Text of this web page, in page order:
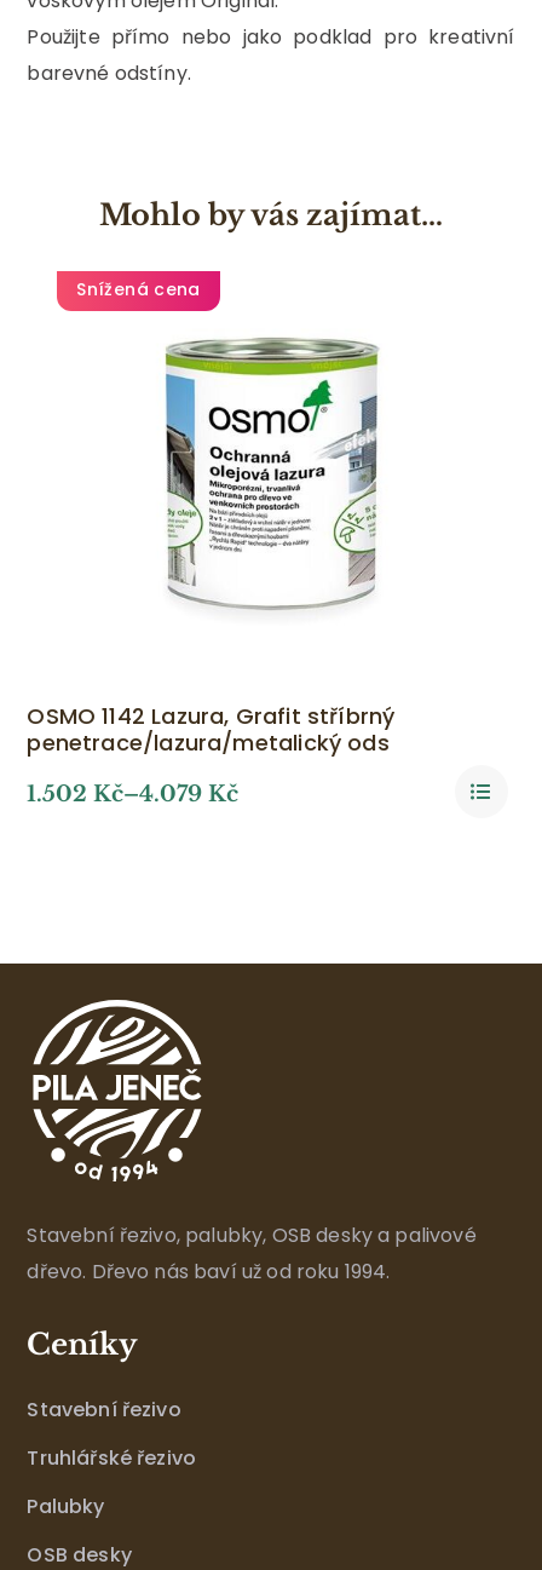
Použijte přímo nebo jako podklad pro kreativní
barevné odstíny.
Mohlo by vás zajímat…
Snížená cena
OSMO 1142 Lazura, Grafit stříbrný
penetrace/lazura/metalický ods
1.502Kč–4.079Kč
Stavební řezivo, palubky, OSB desky a palivové
dřevo. Dřevo nás baví už od roku 1994.
Ceníky
Stavební řezivo
Truhlářské řezivo
Palubky
OSB desky